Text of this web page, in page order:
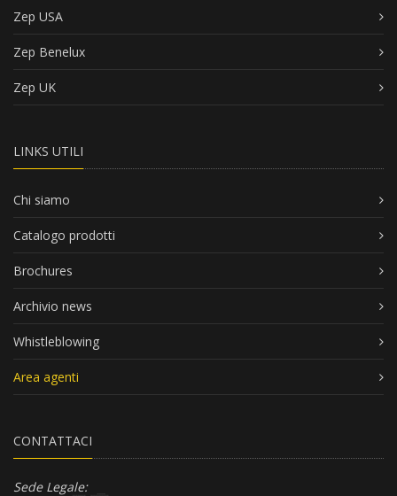
Zep USA
Zep Benelux
Zep UK
LINKS UTILI
Chi siamo
Catalogo prodotti
Brochures
Archivio news
Whistleblowing
Area agenti
CONTATTACI
Sede Legale: